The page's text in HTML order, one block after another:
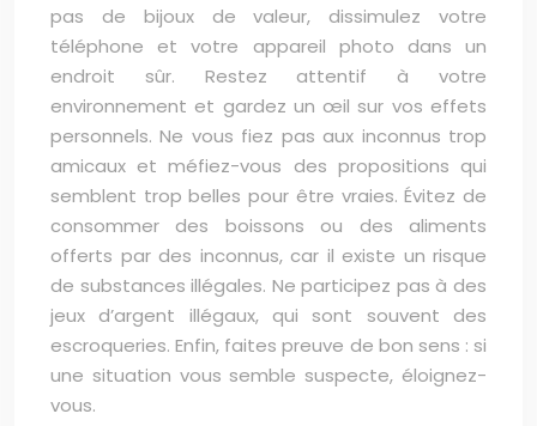
pas de bijoux de valeur, dissimulez votre
téléphone et votre appareil photo dans un
endroit sûr. Restez attentif à votre
environnement et gardez un œil sur vos effets
personnels. Ne vous fiez pas aux inconnus trop
amicaux et méfiez-vous des propositions qui
semblent trop belles pour être vraies. Évitez de
consommer des boissons ou des aliments
offerts par des inconnus, car il existe un risque
de substances illégales. Ne participez pas à des
jeux d’argent illégaux, qui sont souvent des
escroqueries. Enfin, faites preuve de bon sens : si
une situation vous semble suspecte, éloignez-
vous.